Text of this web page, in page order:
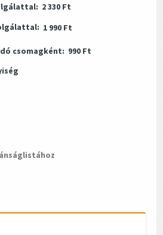
2 330 Ft
1 990 Ft
csomagként: 990 Ft